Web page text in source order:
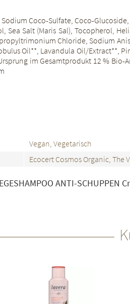
Coco-Sulfate, Coco-
Salt (Maris Sal), Tocopherol,
Chloride, Sodium
Oil**, Lavandula Oil/Extract**,
im Gesamtprodukt 12 % Bio-
Vegan, Vegetarisch
Ecocert Cosmos Organic, The
ANTI-SCHUPPEN